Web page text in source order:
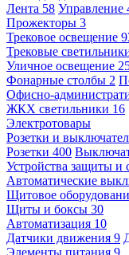
Лента 58 Управление
Прожекторы 3
Трековое освещение
Трековые
Уличное освещение
Фонарные столбы 2
Офисно-
ЖКХ светильники 16
Электротовары
Розетки и
Розетки 400
Устройства защиты и
Автоматические
Щитовое
Щиты и боксы 30
Автоматизация 10
Датчики движения 9
Элементы питания 9